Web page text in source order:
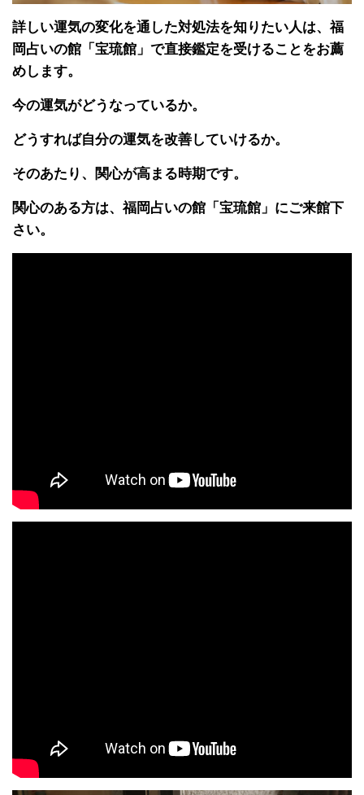
詳しい運気の変化を通した対処法を知りたい人は、福
岡占いの館「宝琉館」で直接鑑定を受けることをお薦
めします。
今の運気がどうなっているか。
どうすれば自分の運気を改善していけるか。
そのあたり、関心が高まる時期です。
関心のある方は、福岡占いの館「宝琉館」にご来館下
さい。